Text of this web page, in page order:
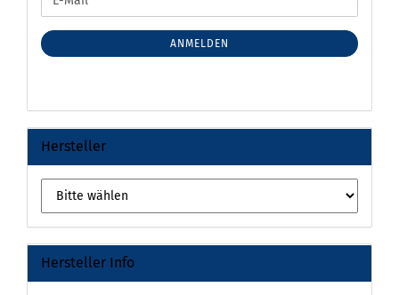
ZUR
ANMELDUNG
Mail
ANMELDEN
Hersteller
Hersteller Info